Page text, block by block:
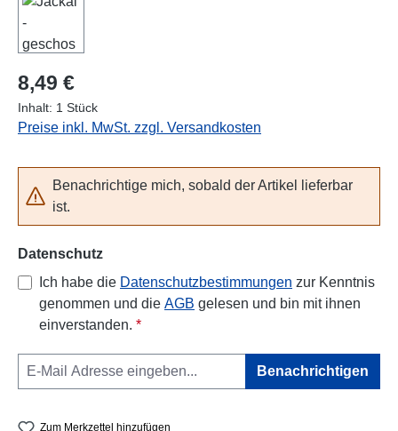
Regulärer Preis:
8,49 €
Inhalt: 1 Stück
Preise inkl. MwSt. zzgl. Versandkosten
Benachrichtige mich, sobald der Artikel lieferbar
ist.
Datenschutz
Ich habe die Datenschutzbestimmungen zur Kenntnis
genommen und die AGB gelesen und bin mit ihnen
einverstanden. *
Benachrichtigen
Zum Merkzettel hinzufügen